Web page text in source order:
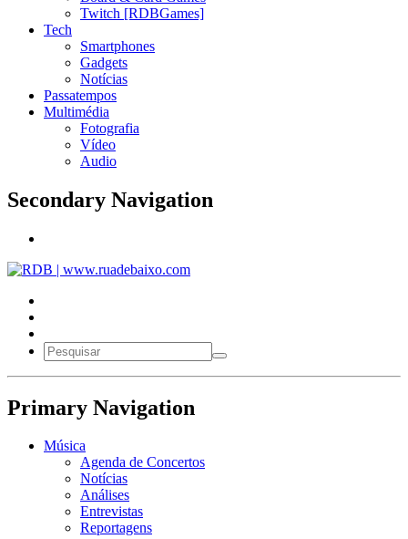
Twitch [RDBGames]
Tech
Smartphones
Gadgets
Notícias
Passatempos
Multimédia
Fotografia
Vídeo
Audio
Secondary Navigation
Primary Navigation
Música
Agenda de Concertos
Notícias
Análises
Entrevistas
Reportagens